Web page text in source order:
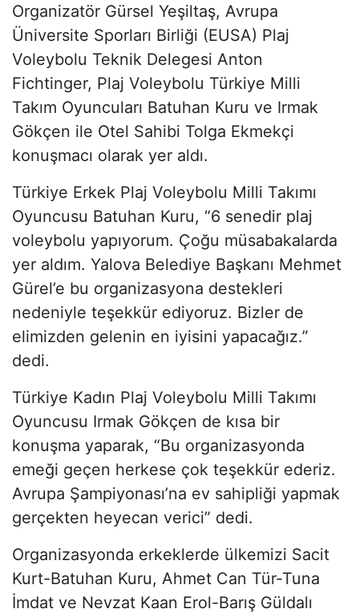
Organizatör Gürsel Yeşiltaş, Avrupa
Üniversite Sporları Birliği (EUSA) Plaj
Voleybolu Teknik Delegesi Anton
Fichtinger, Plaj Voleybolu Türkiye Milli
Takım Oyuncuları Batuhan Kuru ve Irmak
Gökçen ile Otel Sahibi Tolga Ekmekçi
konuşmacı olarak yer aldı.
Türkiye Erkek Plaj Voleybolu Milli Takımı
Oyuncusu Batuhan Kuru, “6 senedir plaj
voleybolu yapıyorum. Çoğu müsabakalarda
yer aldım. Yalova Belediye Başkanı Mehmet
Gürel’e bu organizasyona destekleri
nedeniyle teşekkür ediyoruz. Bizler de
elimizden gelenin en iyisini yapacağız.”
dedi.
Türkiye Kadın Plaj Voleybolu Milli Takımı
Oyuncusu Irmak Gökçen de kısa bir
konuşma yaparak, “Bu organizasyonda
emeği geçen herkese çok teşekkür ederiz.
Avrupa Şampiyonası’na ev sahipliği yapmak
gerçekten heyecan verici” dedi.
Organizasyonda erkeklerde ülkemizi Sacit
Kurt-Batuhan Kuru, Ahmet Can Tür-Tuna
İmdat ve Nevzat Kaan Erol-Barış Güldalı